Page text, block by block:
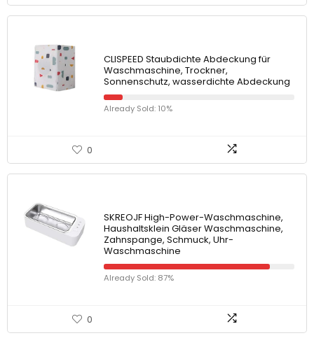
CLISPEED Staubdichte Abdeckung für
Waschmaschine, Trockner,
Sonnenschutz, wasserdichte Abdeckung
Already Sold: 10%
0
SKREOJF High-Power-Waschmaschine,
Haushaltsklein Gläser Waschmaschine,
Zahnspange, Schmuck, Uhr-
Waschmaschine
Already Sold: 87%
0